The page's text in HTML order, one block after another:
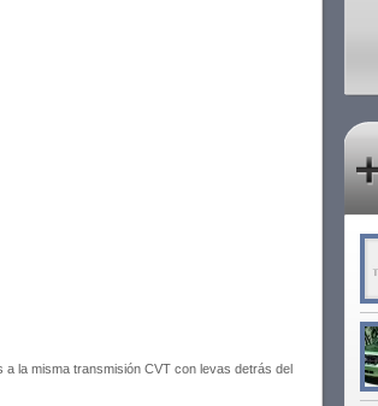
la misma transmisión CVT con levas detrás del